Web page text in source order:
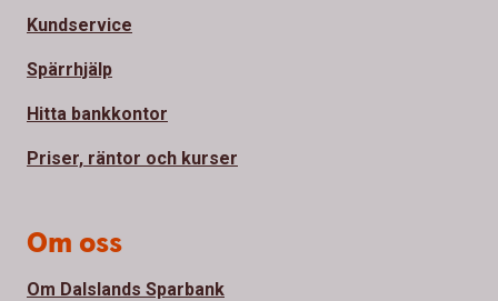
Kundservice
Spärrhjälp
Hitta bankkontor
Priser, räntor och kurser
Om oss
Om Dalslands Sparbank